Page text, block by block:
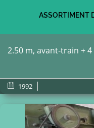
ASSORTIMENT
2.50 m, avant-train +
1992